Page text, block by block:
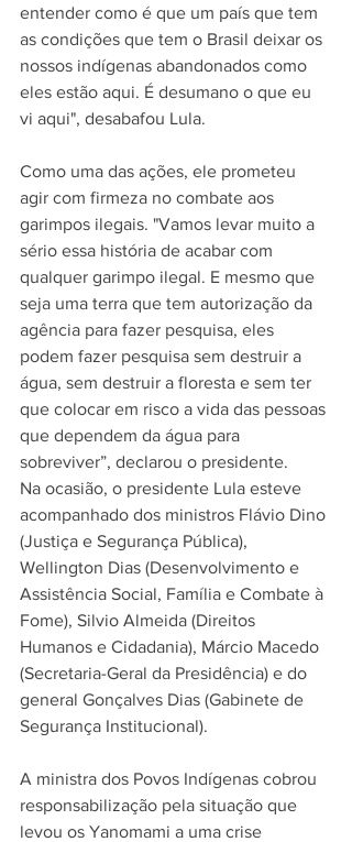
entender como é que um país que tem
as condições que tem o Brasil deixar os
nossos indígenas abandonados como
eles estão aqui. É desumano o que eu
vi aqui", desabafou Lula.
Como uma das ações, ele prometeu
agir com firmeza no combate aos
garimpos ilegais. "Vamos levar muito a
sério essa história de acabar com
qualquer garimpo ilegal. E mesmo que
seja uma terra que tem autorização da
agência para fazer pesquisa, eles
podem fazer pesquisa sem destruir a
água, sem destruir a floresta e sem ter
que colocar em risco a vida das pessoas
que dependem da água para
sobreviver”, declarou o presidente.
Na ocasião, o presidente Lula esteve
acompanhado dos ministros Flávio Dino
(Justiça e Segurança Pública),
Wellington Dias (Desenvolvimento e
Assistência Social, Família e Combate à
Fome), Silvio Almeida (Direitos
Humanos e Cidadania), Márcio Macedo
(Secretaria-Geral da Presidência) e do
general Gonçalves Dias (Gabinete de
Segurança Institucional).
A ministra dos Povos Indígenas cobrou
responsabilização pela situação que
levou os Yanomami a uma crise